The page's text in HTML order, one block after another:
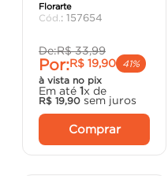
Florarte
: 157654
De:R$ 33,99
Por:R$ 19,90
41%
à vista no pix
Em até 1x de
R$ 19,90 sem juros
Comprar
argamassa
º cimento